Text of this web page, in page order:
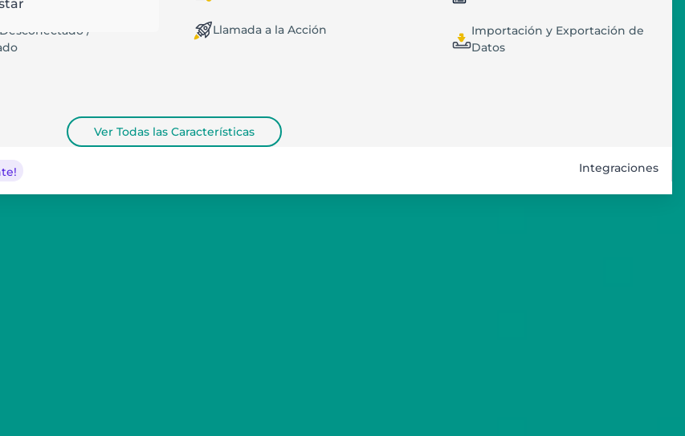
/
Llamada a la Acción
Importación y Exportación de
Datos
Ver Todas las Características
Integraciones